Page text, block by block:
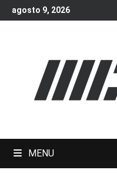
Skip
to
agosto 9, 2026
MENU